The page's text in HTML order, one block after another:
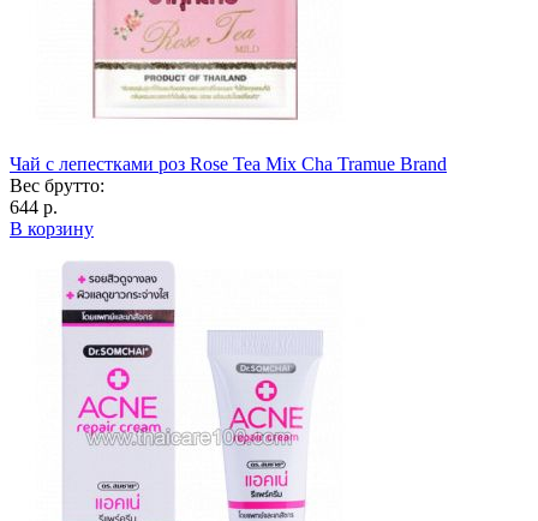
Чай с лепестками роз Rose Tea Mix Cha Tramue Brand
Вес брутто:
644 р.
В корзину